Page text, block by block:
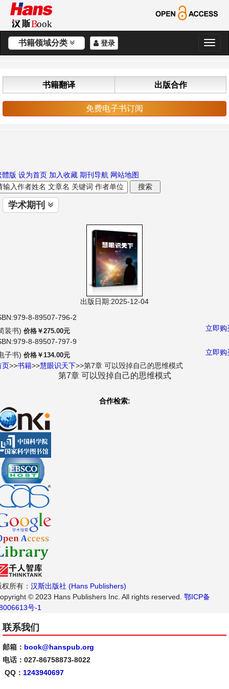
书籍领域分类 登录
切
换
航
书籍翻译 出版合作
免费电子书订阅
體版 设为首页 加入收藏 期刊导航 网站地图
学术期刊
出版日期:2025-12-04
8-89507-796-2
装书) 价格￥275.00元
立即购
8-89507-797-9
子书) 价格￥134.00元
立即购
页>>书籍>>慧眼识天下>>第7章 可以毁掉自己的思维模式
第7章 可以毁掉自己的思维模式
合作检索:
权所有： 汉斯出版社 (Hans Publishers)
© 2023 Hans Publishers Inc. All rights reserved. 鄂ICP备
号-1
联系我们
邮箱： book@hanspub.org
电话：027-86758873-8022
QQ： 1243940697